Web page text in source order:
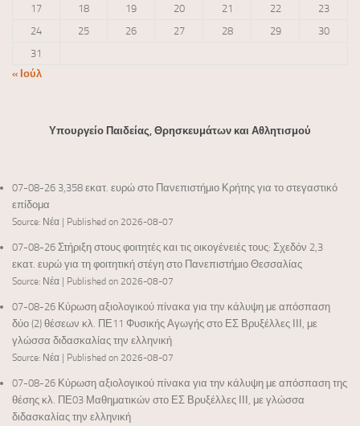
17
18 19 20 21 22
23
24
25 26 27 28 29
30
31
« Ιούλ
Υπουργείο Παιδείας, Θρησκευμάτων και Αθλητισμού
07-08-26 3,358 εκατ. ευρώ στο Πανεπιστήμιο Κρήτης για το στεγαστικό
επίδομα
Source: Νέα Published on 2026-08-07
07-08-26 Στήριξη στους φοιτητές και τις οικογένειές τους: Σχεδόν 2,3
εκατ. ευρώ για τη φοιτητική στέγη στο Πανεπιστήμιο Θεσσαλίας
Source: Νέα Published on 2026-08-07
07-08-26 Κύρωση αξιολογικού πίνακα για την κάλυψη με απόσπαση
δύο (2) θέσεων κλ. ΠΕ11 Φυσικής Αγωγής στο ΕΣ Βρυξέλλες ΙΙΙ, με
γλώσσα διδασκαλίας την ελληνική
Source: Νέα Published on 2026-08-07
07-08-26 Κύρωση αξιολογικού πίνακα για την κάλυψη με απόσπαση της
θέσης κλ. ΠΕ03 Μαθηματικών στο ΕΣ Βρυξέλλες ΙΙΙ, με γλώσσα
διδασκαλίας την ελληνική